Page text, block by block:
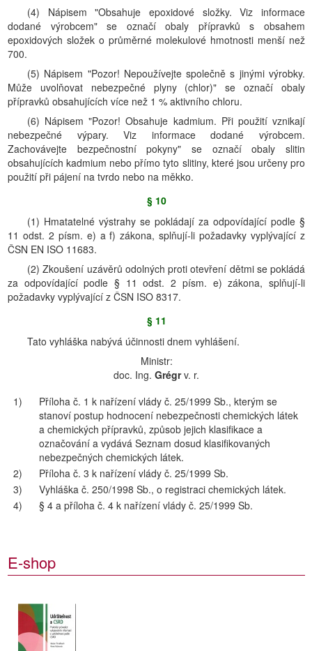
(4) Nápisem "Obsahuje epoxidové složky. Viz informace
dodané výrobcem" se označí obaly přípravků s obsahem
epoxidových složek o průměrné molekulové hmotnosti menší než
700.
(5) Nápisem "Pozor! Nepoužívejte společně s jinými výrobky.
Může uvolňovat nebezpečné plyny (chlor)" se označí obaly
přípravků obsahujících více než 1 % aktivního chloru.
(6) Nápisem "Pozor! Obsahuje kadmium. Při použití vznikají
nebezpečné výpary. Viz informace dodané výrobcem.
Zachovávejte bezpečnostní pokyny" se označí obaly slitin
obsahujících kadmium nebo přímo tyto slitiny, které jsou určeny pro
použití při pájení na tvrdo nebo na měkko.
§ 10
(1) Hmatatelné výstrahy se pokládají za odpovídající podle §
11 odst. 2 písm. e) a f) zákona, splňují-li požadavky vyplývající z
ČSN EN ISO 11683.
(2) Zkoušení uzávěrů odolných proti otevření dětmi se pokládá
za odpovídající podle § 11 odst. 2 písm. e) zákona, splňují-li
požadavky vyplývající z ČSN ISO 8317.
§ 11
Tato vyhláška nabývá účinnosti dnem vyhlášení.
Ministr:
doc. Ing. Grégrv. r.
1)
Příloha č. 1 k nařízení vlády č. 25/1999 Sb., kterým se
stanoví postup hodnocení nebezpečnosti chemických látek
a chemických přípravků, způsob jejich klasifikace a
označování a vydává Seznam dosud klasifikovaných
nebezpečných chemických látek.
2)
Příloha č. 3 k nařízení vlády č. 25/1999 Sb.
3)
Vyhláška č. 250/1998 Sb., o registraci chemických látek.
4)
§ 4 a příloha č. 4 k nařízení vlády č. 25/1999 Sb.
E-shop